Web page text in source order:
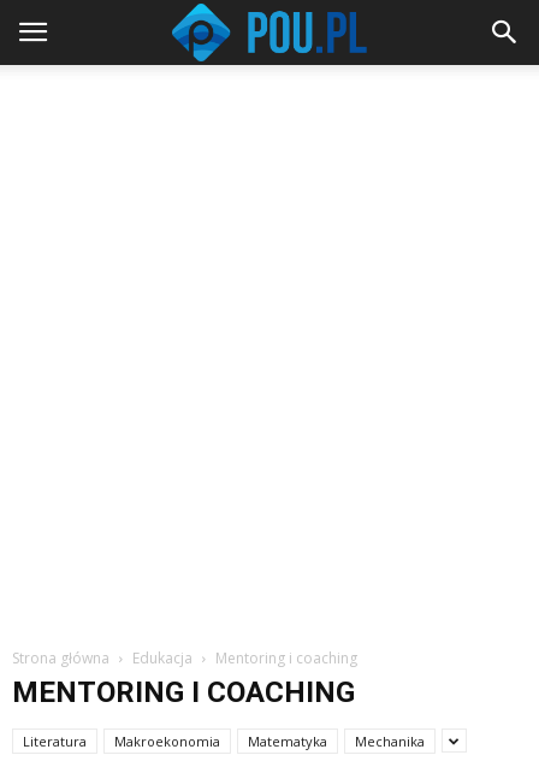
Strona główna Edukacja Mentoring i coaching
MENTORING I COACHING
Literatura Makroekonomia Matematyka Mechanika